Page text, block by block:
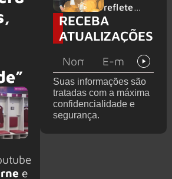
e
e KORN
reflete
sobre o
futuro e
levanta
de de
deixar os
palcos
RECEBA
ATUALIZAÇÕES
Suas informações são
tratadas com a máxima
confidencialidade e
segurança.